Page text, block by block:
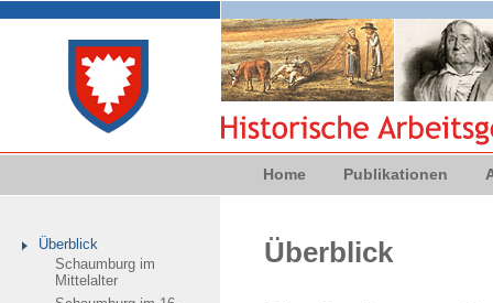
Home Publikationen
Überblick
Schaumburg im
Mittelalter
Überblick